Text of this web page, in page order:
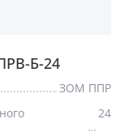
Б-24
ЗОМ ППР
24